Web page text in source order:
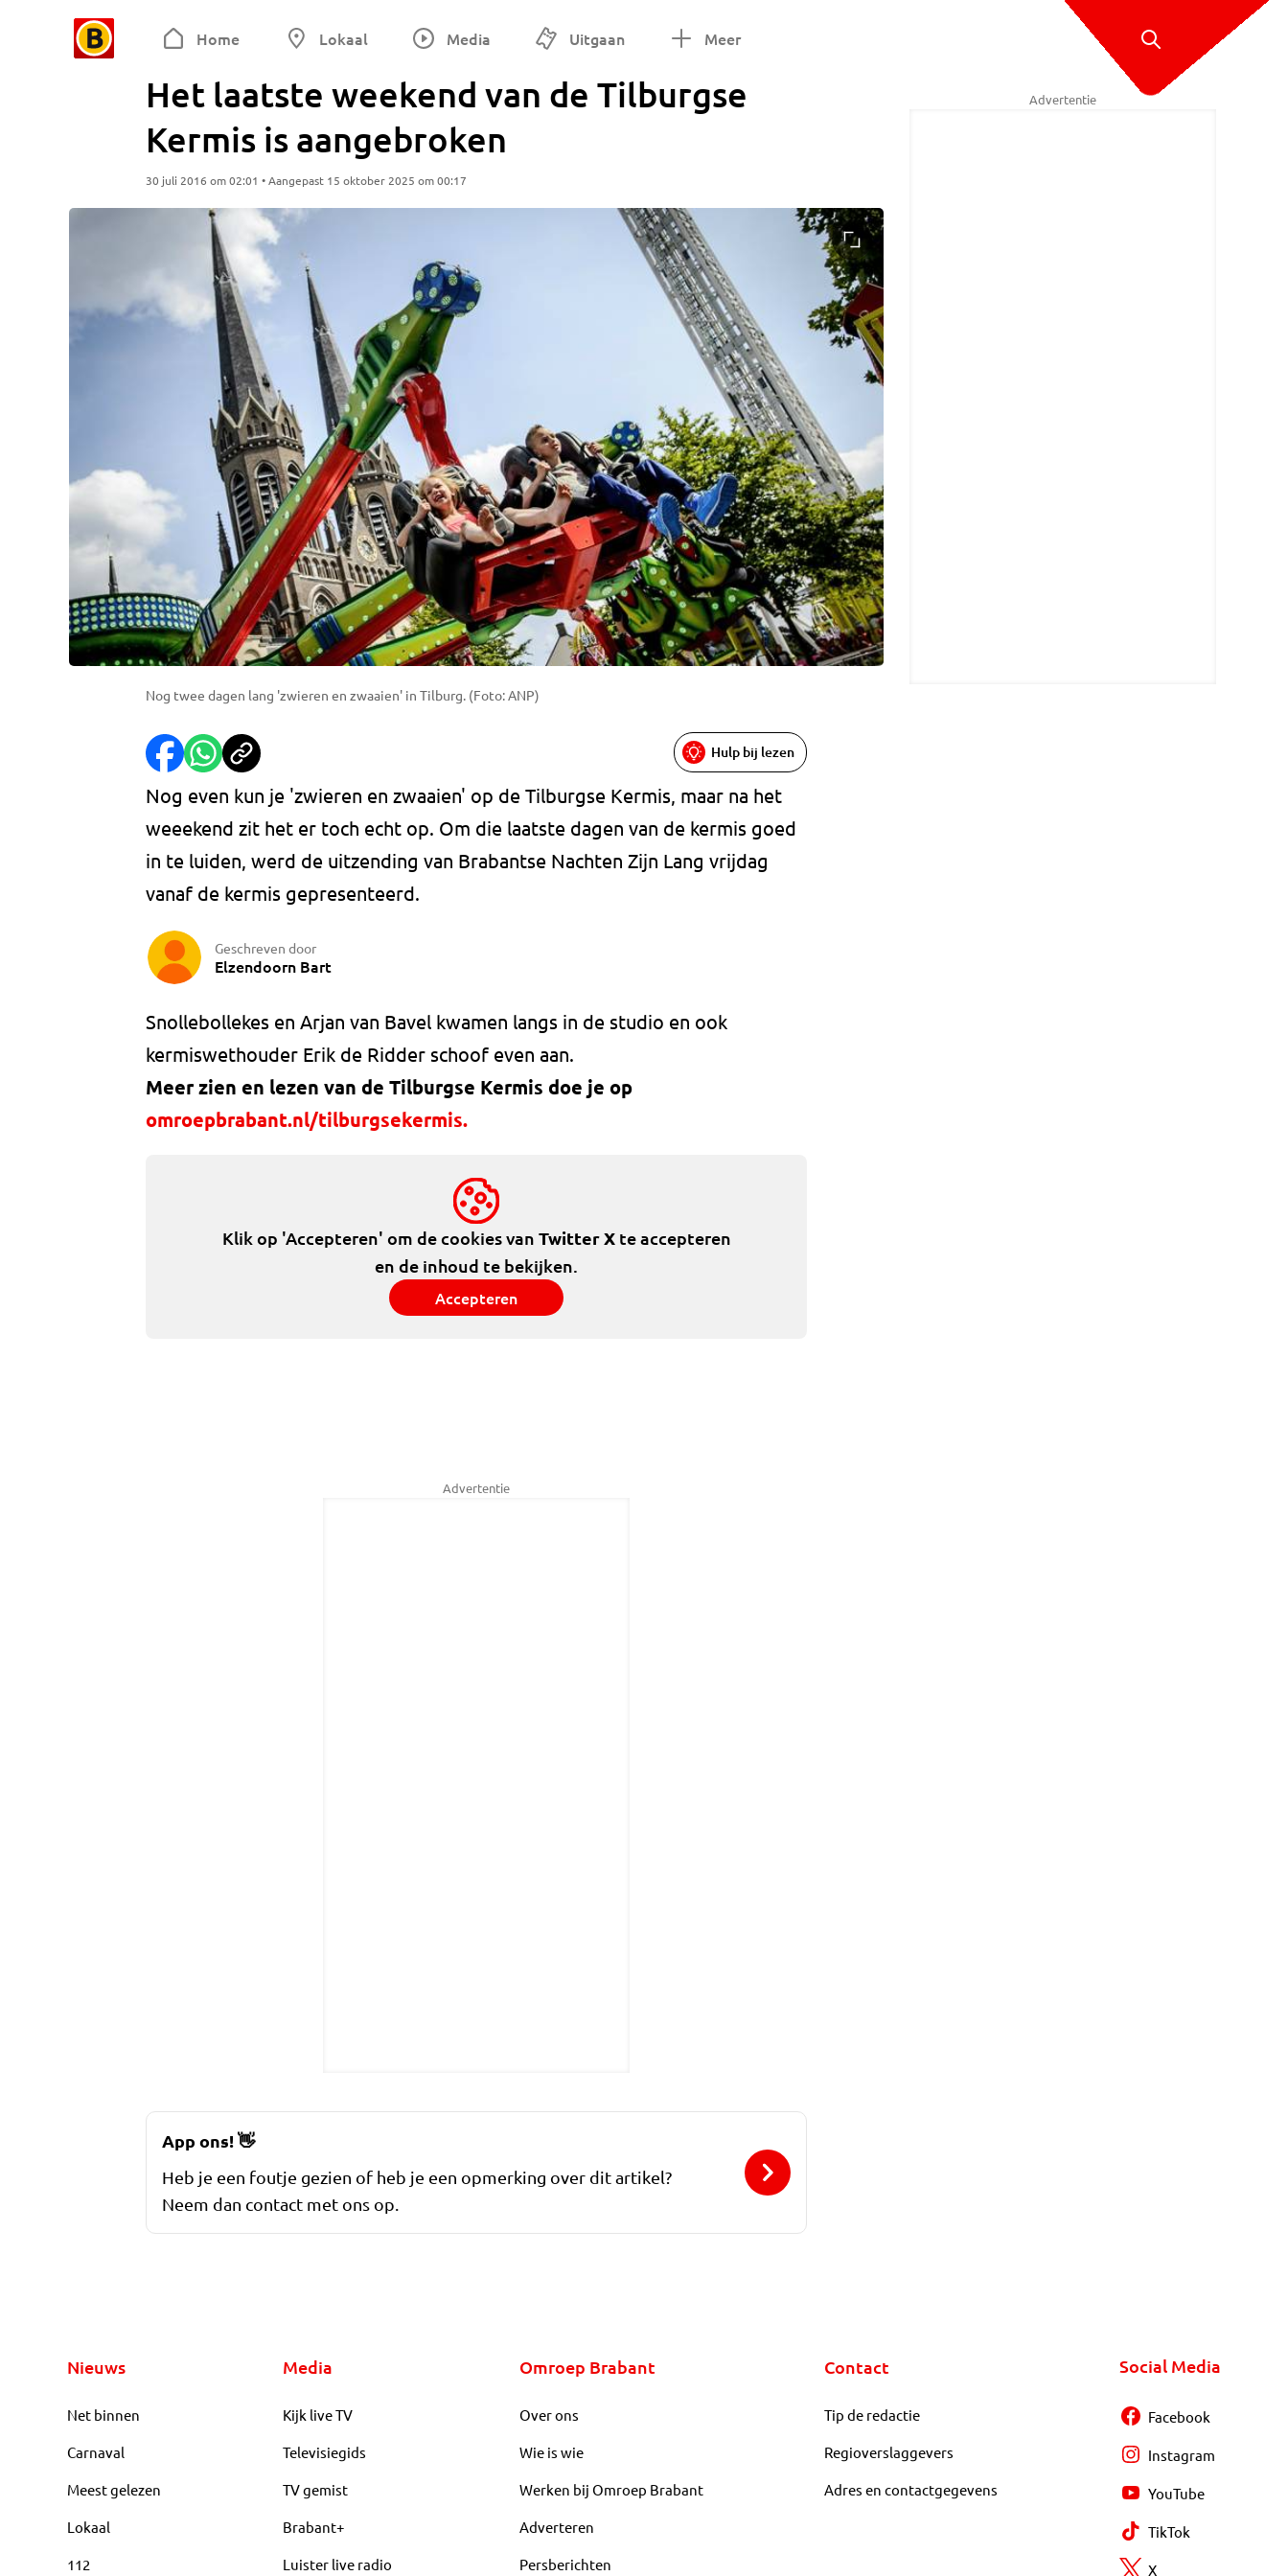
Home Lokaal Media Uitgaan Meer
Het laatste weekend van de Tilburgse
Kermis is aangebroken
30 juli 2016 om 02:01 • Aangepast 15 oktober 2025 om 00:17
Nog twee dagen lang 'zwieren en zwaaien' in Tilburg. (Foto: ANP)
Hulp bij lezen
Nog even kun je 'zwieren en zwaaien' op de Tilburgse Kermis, maar na het
weeekend zit het er toch echt op. Om die laatste dagen van de kermis goed
in te luiden, werd de uitzending van Brabantse Nachten Zijn Lang vrijdag
vanaf de kermis gepresenteerd.
Geschreven door
Elzendoorn Bart
Snollebollekes en Arjan van Bavel kwamen langs in de studio en ook
kermiswethouder Erik de Ridder schoof even aan.
Meer zien en lezen van de Tilburgse Kermis doe je op
omroepbrabant.nl/tilburgsekermis.
Klik op 'Accepteren' om de cookies van Twitter Xte accepteren
en de inhoud te bekijken.
Accepteren
Advertentie
Advertentie
App ons!👋
Heb je een foutje gezien of heb je een opmerking over dit artikel?
Neem dan contact met ons op.
Nieuws
Net binnen
Carnaval
Meest gelezen
Lokaal
112
Media
Kijk live TV
Televisiegids
TV gemist
Brabant+
Luister live radio
Omroep Brabant
Over ons
Wie is wie
Werken bij Omroep Brabant
Adverteren
Persberichten
Contact
Tip de redactie
Regioverslaggevers
Adres en contactgegevens
Social Media
Facebook
Instagram
YouTube
TikTok
X